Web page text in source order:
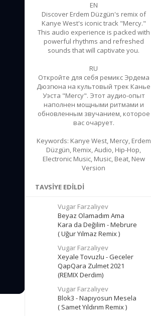
EN
Discover Erdem Düzgün's remix of
Kanye West's iconic track "Mercy."
This audio experience is packed with
powerful rhythms and refreshed
sounds that will captivate you.
RU
Откройте для себя ремикс Эрдема
Дюзгюна на культовый трек Канье
Уэста "Mercy". Этот аудио-опыт
наполнен мощными ритмами и
обновленным звучанием, которое
вас очарует.
Keywords: Kanye West, Mercy, Erdem
Düzgün, Remix, Audio, Hip-Hop,
Electronic Music, Music, Beat, New
Version
TAVSIYE EDILDI
Vugar Farzaliyev
Beyaz Olamadım Ama
Kara da Değilim - Mebrure
( Uğur Yılmaz Remix )
Vugar Farzaliyev
Xeyale Tovuzlu - Geceler
QapQara Zulmet 2021
(REMIX Derdim)
Vugar Farzaliyev
Blok3 - Napıyosun Mesela
( Samet Yıldırım Remix )